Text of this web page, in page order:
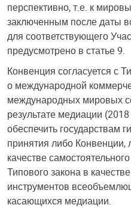
перспективно, т.е. к
заключенным после даты
для соответствующего
предусмотрено в статье 9.
Конвенция согласуется
о международной
международных мировых
результате медиации
обеспечить государствам
принятия либо Конвенции,
качестве
Типового закона в
инструментов
касающихся медиации.